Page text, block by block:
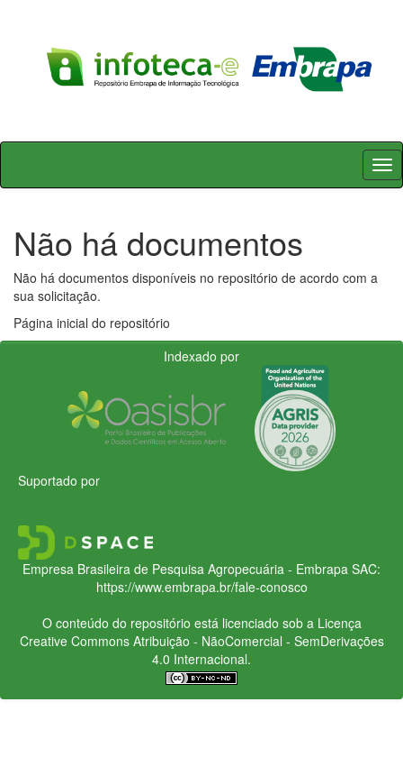
Skip
Não há documentos
Não há documentos disponíveis no repositório de acordo com a
sua solicitação.
Página inicial do repositório
Indexado por
Suportado por
Empresa Brasileira de Pesquisa Agropecuária - Embrapa SAC:
https://www.embrapa.br/fale-conosco
O conteúdo do repositório está licenciado sob a Licença
Creative CommonsAtribuição - NãoComercial - SemDerivações
4.0 Internacional.